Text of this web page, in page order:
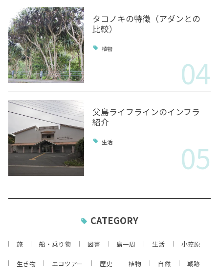
タコノキの特徴（アダンとの
比較）
植物
04
父島ライフラインのインフラ
紹介
生活 05
CATEGORY
旅 船・乗り物 図書 島一周 生活 小笠原
生き物 エコツアー 歴史 植物 自然 戦跡